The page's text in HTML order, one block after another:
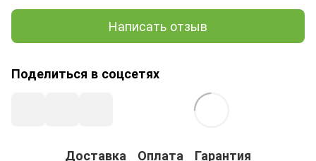
Написать отзыв
Поделиться в соцсетях
Доставка Оплата Гарантия